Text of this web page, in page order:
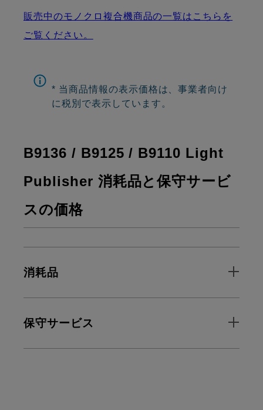
販売中のモノクロ複合機商品の一覧はこちらを
ご覧ください。
* 当商品情報の表示価格は、事業者向け
に税別で表示しています。
B9136 / B9125 / B9110 Light
Publisher 消耗品と保守サービ
スの価格
消耗品
保守サービス